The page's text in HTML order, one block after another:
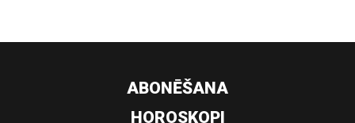
ABONĒŠANA
HOROSKOPI